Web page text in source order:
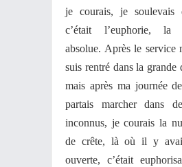
je courais, je soulevais
c’était l’euphorie, la
absolue. Après le service
suis rentré dans la grande
mais après ma journée
partais marcher dans
inconnus, je courais la
de crête, là où il y
ouverte, c’était